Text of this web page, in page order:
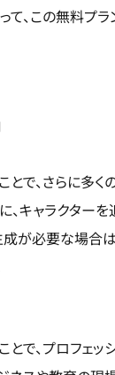
て、この無料プ
とで、さらに多
、キャラクター
成が必要な場合
で、プロフェッ